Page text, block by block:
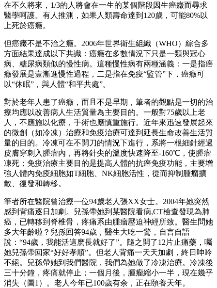
在不久將來，1/3的人將會在一生的某個階段因生癌癥而尋求
醫學呵護。有人推測，如果人類壽命達到120歲，可能80%以
上死於癌癥。
但癌癥不是不治之癥。2006年世界衛生組織（WHO）綜合多
方面結果達成以下共識：癌癥在多數情況下只是一類與冠心
病、糖尿病類似的慢性病。這種慢性病有兩種涵義：一是指癌
癥發展是壹漸進慢性過程，二是指在免疫“監管”下，癌癥可
以“休眠”，與人體“和平共處”。
對於老年人患了癌癥，而且不是早期，筆者的觀點是一切的治
療均應以改善病人生活質量為主要目的。一般對75歲以上老
人，不應施以化療，手術也應慎重施行。近年來迅速發展起來
的微創（如冷凍）治療和免疫治療可達到延長生命改善生活質
量的目的。冷凍可在不開刀的情況下進行，系將一根細針經過
皮膚穿刺入腫瘤內，再將針尖的溫度快速降至-160℃，使腫瘤
凍死；免疫治療主要目的是提高人體的抗癌免疫功能，主要增
強人體內免疫細胞如T細胞、NK細胞活性，從而抑制腫瘤擴
散、復發和轉移。
筆者所在醫院曾治療一位94歲老人張XX女士。2004年她突然
感到背痛逐日加劇。兒孫帶她到某醫院看病,CT檢查發現為肺
癌，已轉移到脊椎骨，疼痛系由腫瘤壓迫神經所致。醫生問她
多大年齡啦？兒孫回答94歲，醫生大吃一驚，自言自語
說：“94歲，我能活這麽長就好了”。隨之開了12片止痛藥，囑
她兒孫帶回家“好好孝順”。但老人背痛一天天加劇，終日呻吟
不絕。兒孫帶她到我們醫院，我們為她做了冷凍治療。冷凍後
三十分鐘，疼痛就停止；一個月後，腫瘤縮小一半，現在幾乎
消失（圖1）。老人今年已100歲有余，正在頤養天年。